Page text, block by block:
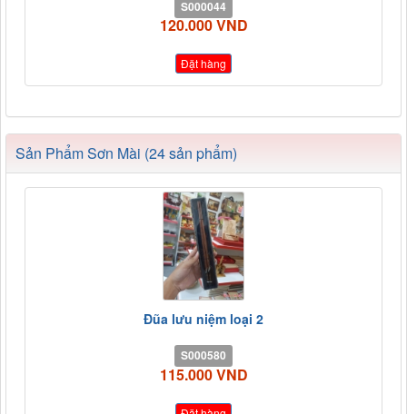
S000044
120.000 VND
Đặt hàng
Sản Phẩm Sơn Mài (24 sản phẩm)
Đũa lưu niệm loại 2
S000580
115.000 VND